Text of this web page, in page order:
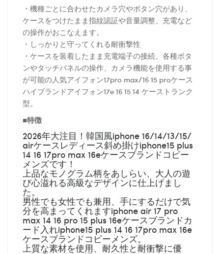
・機種ごとに合わせたカメラ穴やボタン穴があり、
ケースをつけたまま指紋認証や音量調整、充電など
の操作がおこなえます。
・しっかりと守ってくれる耐衝撃性
・ケースを装着したまま充電端子の接続、各種ボタ
ンやタッチパネルの操作、カメラ機能を使用する事
が可能の人気アイフォン17pro max/16 15 proケース
ハイブランドアイフォン17e 16 15 14 ケーストランク
型。
■特徴
2026年大注目！韓国風iphone 16/14/13/15/
airケースレディース斜め掛けiphone15 plus
14 16 17pro max 16eケースブランドコピー
メンズです！
上品なモノグラム柄をあしらい、大人の遊
び心溢れる高級なデザインに仕上げまし
た。
男性でも女性でも兼用、手にするだけで気
分を高まってくれますiphone air 17 pro
max 14 16 pro 15 plus 16eケースブランドカ
ード入れiphone15 plus 14 16 17pro max 16e
ケースブランドコピーメンズ。
上質な素材を使用、耐久性と耐衝撃に優